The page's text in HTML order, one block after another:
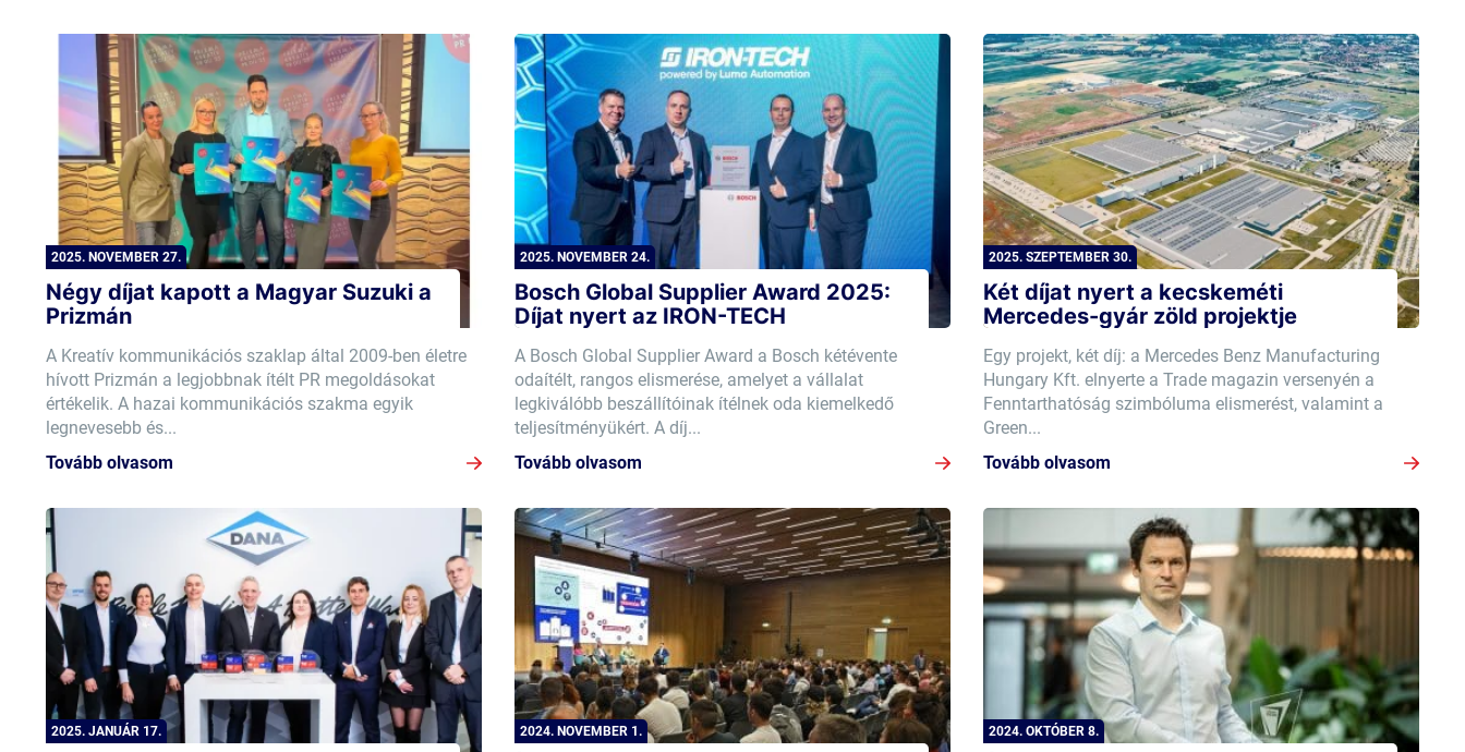
2025. NOVEMBER 27.
Négy díjat kapott a Magyar Suzuki a
Prizmán
A Kreatív kommunikációs szaklap által 2009-ben életre
hívott Prizmán a legjobbnak ítélt PR megoldásokat
értékelik. A hazai kommunikációs szakma egyik
legnevesebb és...
Tovább olvasom
2025. NOVEMBER 24.
Bosch Global Supplier Award 2025:
Díjat nyert az IRON-TECH
A Bosch Global Supplier Award a Bosch kétévente
odaítélt, rangos elismerése, amelyet a vállalat
legkiválóbb beszállítóinak ítélnek oda kiemelkedő
teljesítményükért. A díj...
Tovább olvasom
2025. SZEPTEMBER 30.
Két díjat nyert a kecskeméti
Mercedes-gyár zöld projektje
Egy projekt, két díj: a Mercedes Benz Manufacturing
Hungary Kft. elnyerte a Trade magazin versenyén a
Fenntarthatóság szimbóluma elismerést, valamint a
Green...
Tovább olvasom
2025. JANUÁR 17. 2024. NOVEMBER 1. 2024. OKTÓBER 8.